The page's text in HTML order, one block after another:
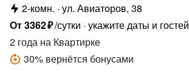
2-комн. ул. Авиаторов, 38
От3362₽/сутки укажите даты и гостей
2 года на Квартирке
30% вернётся бонусами